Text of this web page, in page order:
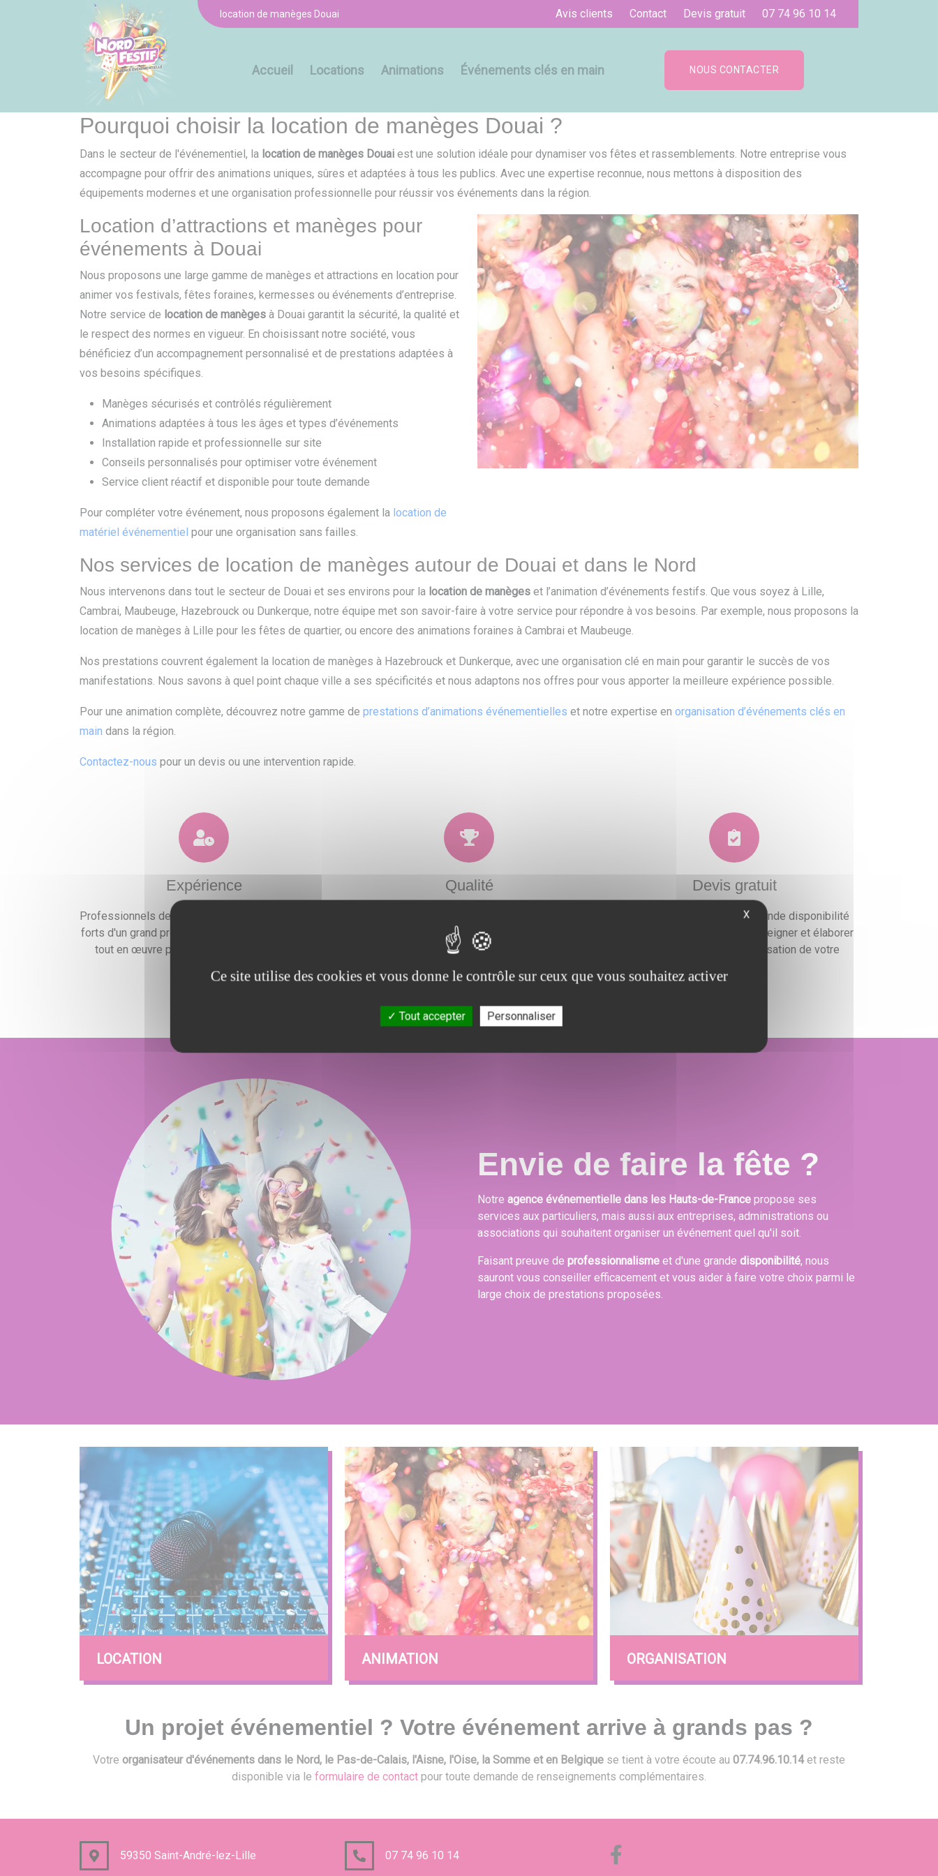
location de manèges Douai Avis clients Contact Devis gratuit 07 74 96 10 14
Accueil Locations Animations Événements clés en main NOUS CONTACTER
Pourquoi choisir la location de manèges Douai ?
Dans le secteur de l'événementiel, la location de manèges Douai est une solution idéale pour dynamiser vos fêtes et rassemblements. Notre entreprise vous
accompagne pour offrir des animations uniques, sûres et adaptées à tous les publics. Avec une expertise reconnue, nous mettons à disposition des
équipements modernes et une organisation professionnelle pour réussir vos événements dans la région.
Location d’attractions et manèges pour
événements à Douai
Nous proposons une large gamme de manèges et attractions en location pour
animer vos festivals, fêtes foraines, kermesses ou événements d’entreprise.
Notre service de location de manèges à Douai garantit la sécurité, la qualité et
le respect des normes en vigueur. En choisissant notre société, vous
bénéficiez d’un accompagnement personnalisé et de prestations adaptées à
vos besoins spécifiques.
Manèges sécurisés et contrôlés régulièrement
Animations adaptées à tous les âges et types d’événements
Installation rapide et professionnelle sur site
Conseils personnalisés pour optimiser votre événement
Service client réactif et disponible pour toute demande
Pour compléter votre événement, nous proposons également la location de
matériel événementiel pour une organisation sans failles.
Nos services de location de manèges autour de Douai et dans le Nord
Nous intervenons dans tout le secteur de Douai et ses environs pour la location de manèges et l’animation d’événements festifs. Que vous soyez à Lille,
Cambrai, Maubeuge, Hazebrouck ou Dunkerque, notre équipe met son savoir-faire à votre service pour répondre à vos besoins. Par exemple, nous proposons la
location de manèges à Lille pour les fêtes de quartier, ou encore des animations foraines à Cambrai et Maubeuge.
Nos prestations couvrent également la location de manèges à Hazebrouck et Dunkerque, avec une organisation clé en main pour garantir le succès de vos
manifestations. Nous savons à quel point chaque ville a ses spécificités et nous adaptons nos offres pour vous apporter la meilleure expérience possible.
Pour une animation complète, découvrez notre gamme de prestations d’animations événementielles et notre expertise en organisation d’événements clés en
main dans la région.
Contactez-nous pour un devis ou une intervention rapide.
Expérience
Professionnels de l'événementiel expérimentés et
forts d'un grand professionnalisme, nous mettrons
tout en œuvre pour satisfaire vos exigences.
Qualité
proposons un large choix de prestations qui
combleront toutes vos attentes, besoins et envies
Devis gratuit
Nous faisons preuve d'une grande disponibilité
pour vous conseiller, vous renseigner et élaborer
un devis gratuit pour l'organisation de votre
Envie de faire la fête ?
Notre agence événementielle dans les Hauts-de-France propose ses
services aux particuliers, mais aussi aux entreprises, administrations ou
associations qui souhaitent organiser un événement quel qu'il soit.
Faisant preuve de professionnalisme et d'une grande disponibilité, nous
sauront vous conseiller efficacement et vous aider à faire votre choix parmi le
large choix de prestations proposées.
LOCATION ANIMATION ORGANISATION
Un projet événementiel ? Votre événement arrive à grands pas ?
Votre organisateur d'événements dans le Nord, le Pas-de-Calais, l'Aisne, l'Oise, la Somme et en Belgique se tient à votre écoute au 07.74.96.10.14et reste
disponible via le formulaire de contact pour toute demande de renseignements complémentaires.
59350 Saint-André-lez-Lille 07 74 96 10 14
Panneau de gestion des cookies
X
Ce site utilise des cookies et vous donne le contrôle sur ceux que vous souhaitez activer
Tout accepter Personnaliser